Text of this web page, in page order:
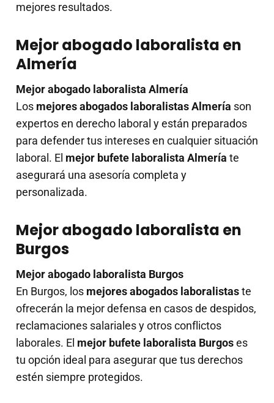
mejores resultados.
Mejor abogado laboralista en
Almería
Mejor abogado laboralista Almería
Los mejores abogados laboralistas Almería son
expertos en derecho laboral y están preparados
para defender tus intereses en cualquier situación
laboral. El mejor bufete laboralista Almería te
asegurará una asesoría completa y
personalizada.
Mejor abogado laboralista en
Burgos
Mejor abogado laboralista Burgos
En Burgos, los mejores abogados laboralistaste
ofrecerán la mejor defensa en casos de despidos,
reclamaciones salariales y otros conflictos
laborales. El mejor bufete laboralista Burgoses
tu opción ideal para asegurar que tus derechos
estén siempre protegidos.